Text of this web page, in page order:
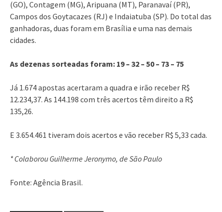
(GO), Contagem (MG), Aripuana (MT), Paranavaí (PR),
Campos dos Goytacazes (RJ) e Indaiatuba (SP). Do total das
ganhadoras, duas foram em Brasília e uma nas demais
cidades.
As dezenas sorteadas foram: 19 – 32 – 50 – 73 – 75
Já 1.674 apostas acertaram a quadra e irão receber R$
12.234,37. As 144.198 com três acertos têm direito a R$
135,26.
E 3.654.461 tiveram dois acertos e vão receber R$ 5,33 cada.
* Colaborou Guilherme Jeronymo, de São Paulo
Fonte: Agência Brasil.